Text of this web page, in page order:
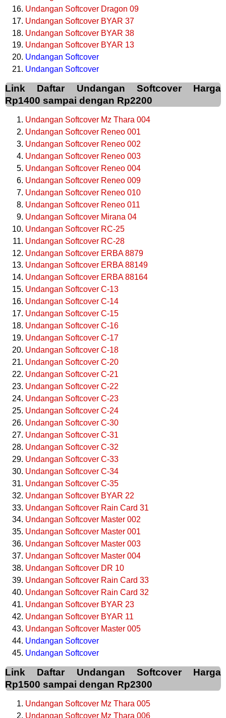
Undangan Softcover Dragon 09
Undangan Softcover BYAR 37
Undangan Softcover BYAR 38
Undangan Softcover BYAR 13
Undangan Softcover
Undangan Softcover
Link Daftar Undangan Softcover Harga
Rp1400 sampai dengan Rp2200
Undangan Softcover Mz Thara 004
Undangan Softcover Reneo 001
Undangan Softcover Reneo 002
Undangan Softcover Reneo 003
Undangan Softcover Reneo 004
Undangan Softcover Reneo 009
Undangan Softcover Reneo 010
Undangan Softcover Reneo 011
Undangan Softcover Mirana 04
Undangan Softcover RC-25
Undangan Softcover RC-28
Undangan Softcover ERBA 8879
Undangan Softcover ERBA 88149
Undangan Softcover ERBA 88164
Undangan Softcover C-13
Undangan Softcover C-14
Undangan Softcover C-15
Undangan Softcover C-16
Undangan Softcover C-17
Undangan Softcover C-18
Undangan Softcover C-20
Undangan Softcover C-21
Undangan Softcover C-22
Undangan Softcover C-23
Undangan Softcover C-24
Undangan Softcover C-30
Undangan Softcover C-31
Undangan Softcover C-32
Undangan Softcover C-33
Undangan Softcover C-34
Undangan Softcover C-35
Undangan Softcover BYAR 22
Undangan Softcover Rain Card 31
Undangan Softcover Master 002
Undangan Softcover Master 001
Undangan Softcover Master 003
Undangan Softcover Master 004
Undangan Softcover DR 10
Undangan Softcover Rain Card 33
Undangan Softcover Rain Card 32
Undangan Softcover BYAR 23
Undangan Softcover BYAR 11
Undangan Softcover Master 005
Undangan Softcover
Undangan Softcover
Link Daftar Undangan Softcover Harga
Rp1500 sampai dengan Rp2300
Undangan Softcover Mz Thara 005
Undangan Softcover Mz Thara 006